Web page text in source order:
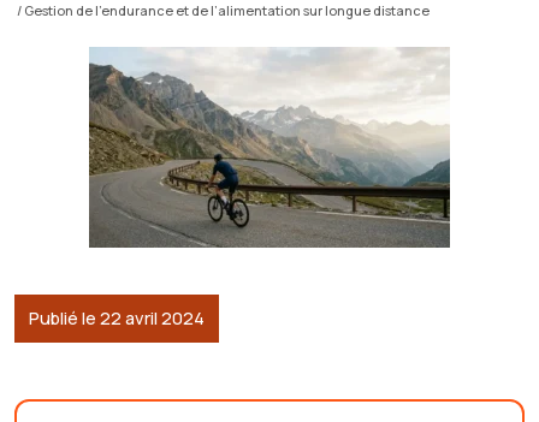
/ Gestion de l’endurance et de l’alimentation sur longue distance
Publié le 22 avril 2024